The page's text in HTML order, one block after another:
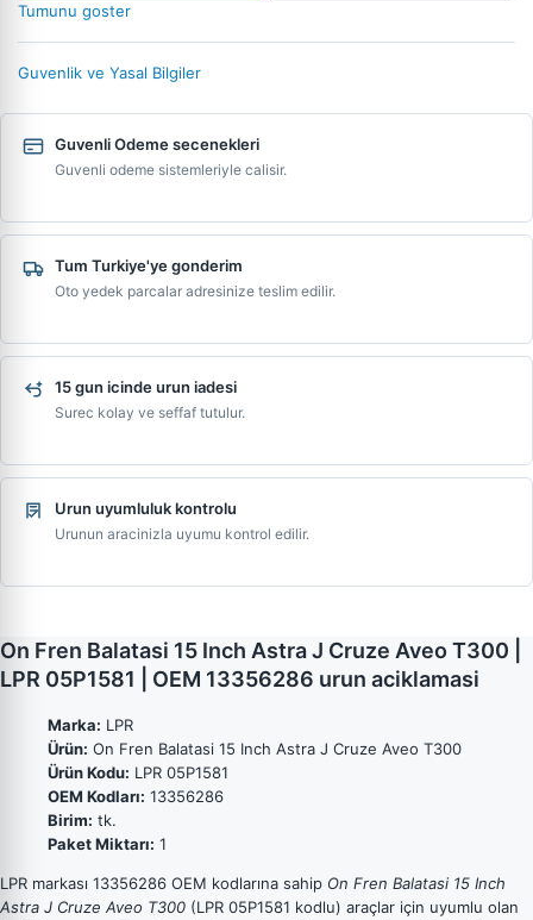
Tumunu goster
Guvenlik ve Yasal Bilgiler
Guvenli Odeme secenekleri
Guvenli odeme sistemleriyle calisir.
Tum Turkiye'ye gonderim
Oto yedek parcalar adresinize teslim edilir.
15 gun icinde urun iadesi
Surec kolay ve seffaf tutulur.
Urun uyumluluk kontrolu
Urunun aracinizla uyumu kontrol edilir.
On Fren Balatasi 15 Inch Astra J Cruze Aveo T300 |
LPR 05P1581 | OEM 13356286 urun aciklamasi
Marka: LPR
Ürün: On Fren Balatasi 15 Inch Astra J Cruze Aveo T300
Ürün Kodu: LPR 05P1581
OEM Kodları: 13356286
Birim: tk.
Paket Miktarı: 1
LPR markası 13356286 OEM kodlarına sahip On Fren Balatasi 15 Inch
Astra J Cruze Aveo T300 (LPR 05P1581 kodlu) araçlar için uyumlu olan